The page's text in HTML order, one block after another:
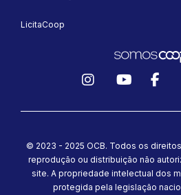
LicitaCoop
© 2023 - 2025 OCB. Todos os
reprodução ou distribuição não
site. A propriedade intelectual dos
protegida pela legislação